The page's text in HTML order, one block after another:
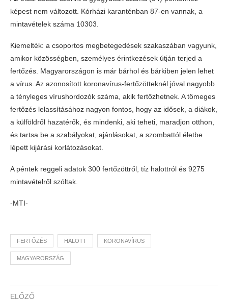
képest nem változott. Kórházi karanténban 87-en vannak, a
mintavételek száma 10303.
Kiemelték: a csoportos megbetegedések szakaszában vagyunk,
amikor közösségben, személyes érintkezések útján terjed a
fertőzés. Magyarországon is már bárhol és bárkiben jelen lehet
a vírus. Az azonosított koronavírus-fertőzötteknél jóval nagyobb
a tényleges vírushordozók száma, akik fertőzhetnek. A tömeges
fertőzés lelassításához nagyon fontos, hogy az idősek, a diákok,
a külföldről hazatérők, és mindenki, aki teheti, maradjon otthon,
és tartsa be a szabályokat, ajánlásokat, a szombattól életbe
lépett kijárási korlátozásokat.
A péntek reggeli adatok 300 fertőzöttről, tíz halottról és 9275
mintavételről szóltak.
-MTI-
FERTŐZÉS HALOTT KORONAVÍRUS
MAGYARORSZÁG
ELŐZŐ